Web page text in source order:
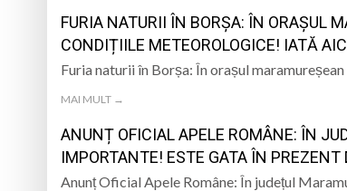
Prognoza
Un tânăr
FURIA NATURII ÎN BORȘA: ÎN ORAȘUL
CONDIȚIILE METEOROLOGICE! IATĂ
Furia naturii în Borșa: În orașul
MAI MULT →
ANUNȚ OFICIAL APELE ROMÂNE: ÎN
IMPORTANTE! ESTE GATA ÎN
Anunț Oficial Apele Române: În județul